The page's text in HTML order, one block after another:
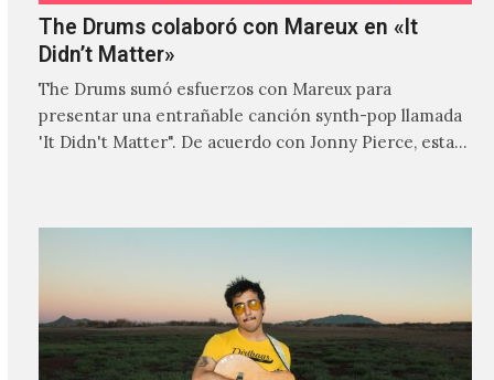
The Drums colaboró con Mareux en «It
Didn’t Matter»
The Drums sumó esfuerzos con Mareux para
presentar una entrañable canción synth-pop llamada
'It Didn't Matter". De acuerdo con Jonny Pierce, esta